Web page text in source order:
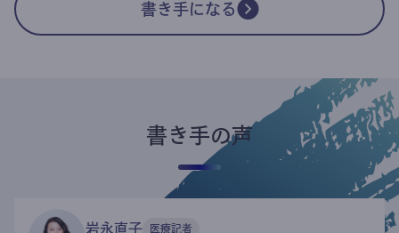
書き手になる
書き手の声
岩永直子 医療記者